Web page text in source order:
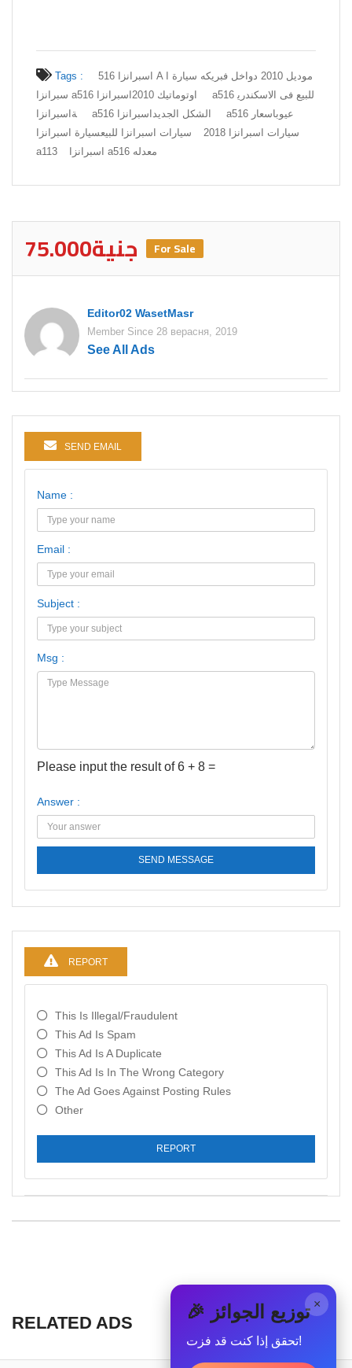
Tags :
اسبرانزا 516 A موديل 2010 دواخل فبريكه سيارة ا
سبرانزا a516 اوتوماتيك 2010
اسبرانزا a516 للبيع فى الاسكندري
ة
اسبرانزا a516 الشكل الجديد اسبرانزا a516 عيوباسعار
سيارات اسبرانزا 2018
سيارات اسبرانزا للبيعسيارة اسبرانزا
a113
اسبرانزا a516 معدله
75.000جنية For Sale
Editor02 WasetMasr
Member Since 28 верасня, 2019
See All Ads
SEND EMAIL
Name :
Email :
Subject :
Msg :
Please input the result of 6 + 8 =
Answer :
SEND MESSAGE
REPORT
This Is Illegal/fraudulent
This Ad Is Spam
This Ad Is A Duplicate
This Ad Is In The Wrong Category
The Ad Goes Against Posting Rules
Other
REPORT
RELATED ADS
× 🎉 توزيع الجوائز
تحقق إذا كنت قد فزت!